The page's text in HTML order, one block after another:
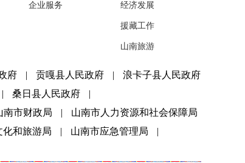
企业服务 经济发展
援藏工作
山南旅游
府 | 贡嘎县人民政府 |
浪卡子县人民政府
| 桑日县人民政府
|
南市财政局 |
山南市人力资源和社会保障局
化和旅游局 | 山南市应急管理局
|